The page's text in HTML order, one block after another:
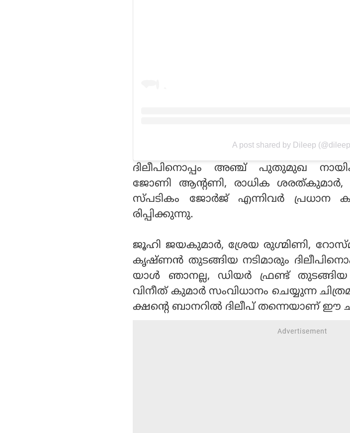
A post shared by Dileep
ദിലീപിനൊപ്പം അഞ്ച് പുതുമുഖ
ജോണി ആന്റണി, രാധിക ശരത്കുമാര്‍,
സ്പടികം ജോര്‍ജ് എന്നിവര്‍ പ്രധാന
രിപ്പിക്കുന്നു.
ജൂഹി ജയകുമാര്‍, ശ്രേയ രുഗ്മിണി,
കൃഷ്ണന്‍ തുടങ്ങിയ നടിമാരും
യാള്‍ ഞാനല്ല, ഡിയര്‍ ഫ്രണ്ട്
വിനീത് കുമാര്‍ സംവിധാനം ചെയ്യുന്ന
ക്ഷന്റെ ബാനറില്‍ ദിലീപ് തന്നെയാണ് ഈ